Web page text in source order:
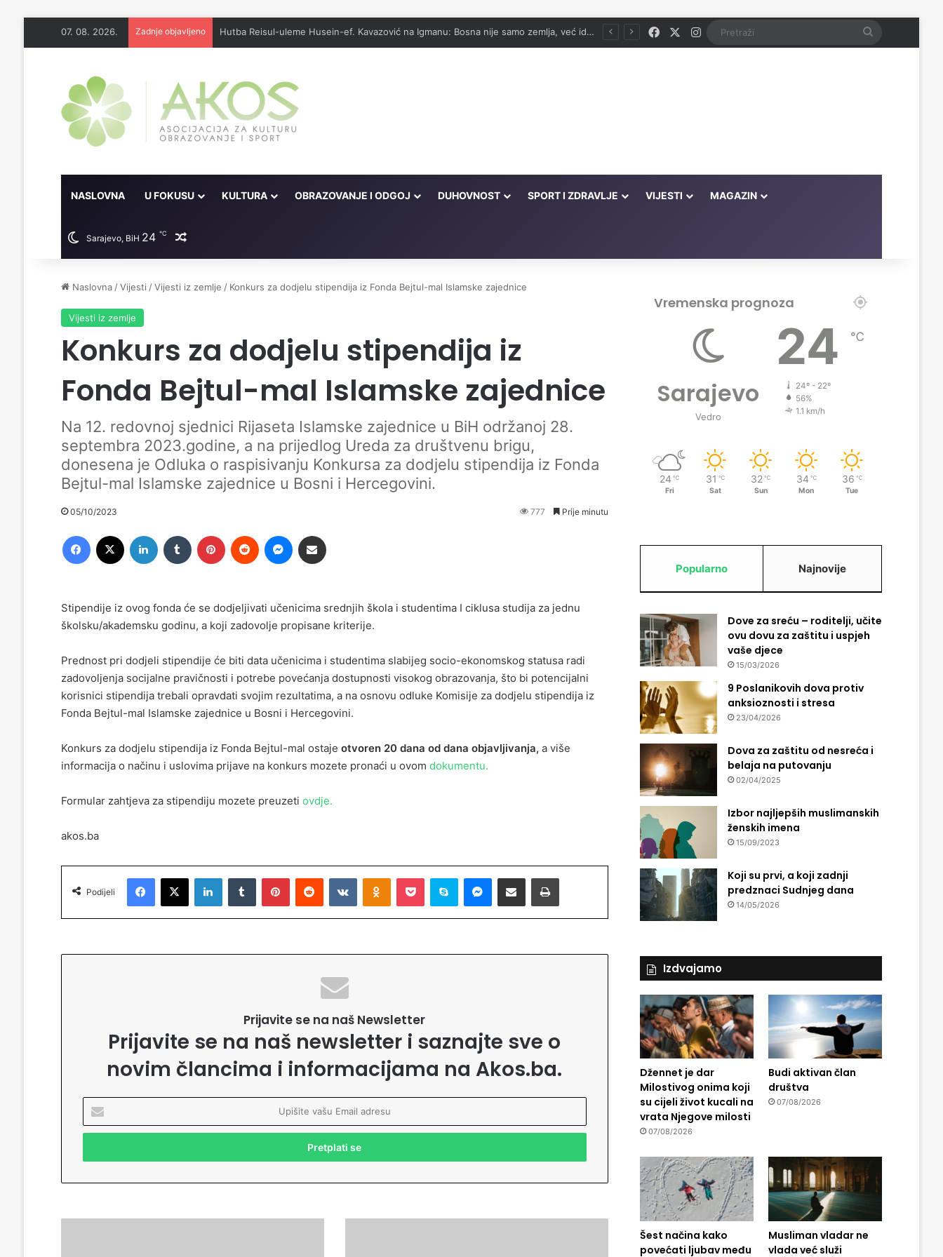
07. 08. 2026. Zadnje objavljeno Džennet je dar Milostivog onima koji su cijeli život kucali na vrata Njegove milosti FacebookInstagram Pretraži
NASLOVNA U FOKUSU KULTURA OBRAZOVANJE I ODGOJ DUHOVNOST SPORT I ZDRAVLJE VIJESTI MAGAZIN
Sarajevo, BiH 24 ℃ Random članak
Naslovna /Vijesti /Vijesti iz zemlje / Konkurs za dodjelu stipendija iz Fonda Bejtul-mal Islamske zajednice
Vijesti iz zemlje
Konkurs za dodjelu stipendija iz
Fonda Bejtul-mal Islamske zajednice
Na 12. redovnoj sjednici Rijaseta Islamske zajednice u BiH održanoj 28.
septembra 2023.godine, a na prijedlog Ureda za društvenu brigu,
donesena je Odluka o raspisivanju Konkursa za dodjelu stipendija iz Fonda
Bejtul-mal Islamske zajednice u Bosni i Hercegovini.
05/10/2023 777 Prije minutu
Stipendije iz ovog fonda će se dodjeljivati učenicima srednjih škola i studentima I ciklusa studija za jednu
školsku/akademsku godinu, a koji zadovolje propisane kriterije.
Prednost pri dodjeli stipendije će biti data učenicima i studentima slabijeg socio-ekonomskog statusa radi
zadovoljenja socijalne pravičnosti i potrebe povećanja dostupnosti visokog obrazovanja, što bi potencijalni
korisnici stipendija trebali opravdati svojim rezultatima, a na osnovu odluke Komisije za dodjelu stipendija iz
Fonda Bejtul-mal Islamske zajednice u Bosni i Hercegovini.
Konkurs za dodjelu stipendija iz Fonda Bejtul-mal ostaje otvoren 20 dana od dana objavljivanja, a više
informacija o načinu i uslovima prijave na konkurs mozete pronaći u ovom dokumentu.
Formular zahtjeva za stipendiju mozete preuzeti ovdje.
akos.ba
Podijeli
Facebook X LinkedIn Tumblr Pinterest Reddit VKontakte Odnoklassniki Pocket Skype Messenger Podijeli putem Emaila Printaj
Prijavite se na naš Newsletter
Prijavite se na naš newsletter i saznajte sve o
novim člancima i informacijama na Akos.ba.
i
i
a
Vremenska prognoza
Sarajevo
Vedro
24 ℃
24º - 22º
56%
1.1 km/h
24 ℃
Fri
31 ℃
Sat
32 ℃
Sun
34 ℃
Mon
36 ℃
Tue
Popularno Najnovije
Dove za sreću – roditelji, učite
ovu dovu za zaštitu i uspjeh
vaše djece
15/03/2026
9 Poslanikovih dova protiv
anksioznosti i stresa
23/04/2026
Dova za zaštitu od nesreća i
belaja na putovanju
02/04/2025
Izbor najljepših muslimanskih
ženskih imena
15/09/2023
Koji su prvi, a koji zadnji
predznaci Sudnjeg dana
14/05/2026
Izdvajamo
Džennet je dar
Milostivog onima koji
su cijeli život kucali na
vrata Njegove milosti
07/08/2026
Budi aktivan član
društva
07/08/2026
Šest načina kako
povećati ljubav među
Musliman vladar ne
vlada već služi